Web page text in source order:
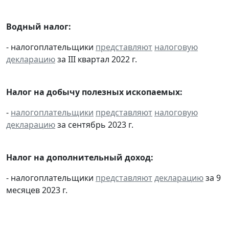
Водный налог:
- налогоплательщики представляют налоговую
декларациюза III квартал 2022 г.
Налог на добычу полезных ископаемых:
- налогоплательщики представляют налоговую
декларациюза сентябрь 2023 г.
Налог на дополнительный доход:
- налогоплательщики представляютдекларациюза 9
месяцев 2023 г.